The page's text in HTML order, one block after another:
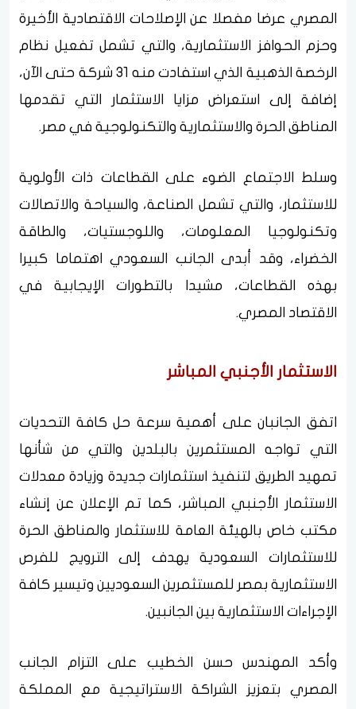
المصري عرضا مفصلا عن الإصلاحات الاقتصادية الأخيرة
وحزم الحوافز الاستثمارية، والتي تشمل تفعيل نظام
الرخصة الذهبية الذي استفادت منه 31 شركة حتى الآن،
إضافة إلى استعراض مزايا الاستثمار التي تقدمها
المناطق الحرة والاستثمارية والتكنولوجية في مصر.
وسلط الاجتماع الضوء على القطاعات ذات الأولوية
للاستثمار، والتي تشمل الصناعة، والسياحة والاتصالات
وتكنولوجيا المعلومات، واللوجستيات، والطاقة
الخضراء، وقد أبدى الجانب السعودي اهتماما كبيرا
بهذه القطاعات، مشيدا بالتطورات الإيجابية في
الاقتصاد المصري.
الاستثمار الأجنبي المباشر
اتفق الجانبان على أهمية سرعة حل كافة التحديات
التي تواجه المستثمرين بالبلدين والتي من شأنها
تمهيد الطريق لتنفيذ استثمارات جديدة وزيادة معدلات
الاستثمار الأجنبي المباشر، كما تم الإعلان عن إنشاء
مكتب خاص بالهيئة العامة للاستثمار والمناطق الحرة
للاستثمارات السعودية يهدف إلى الترويج للفرص
الاستثمارية بمصر للمستثمرين السعوديين وتيسير كافة
الإجراءات الاستثمارية بين الجانبين.
وأكد المهندس حسن الخطيب على التزام الجانب
المصري بتعزيز الشراكة الاستراتيجية مع المملكة